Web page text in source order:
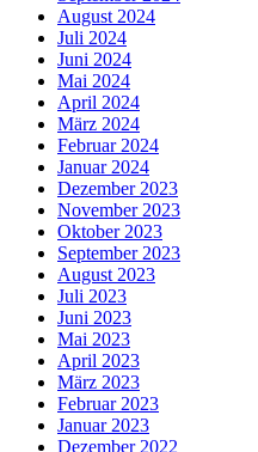
August 2024
Juli 2024
Juni 2024
Mai 2024
April 2024
März 2024
Februar 2024
Januar 2024
Dezember 2023
November 2023
Oktober 2023
September 2023
August 2023
Juli 2023
Juni 2023
Mai 2023
April 2023
März 2023
Februar 2023
Januar 2023
Dezember 2022